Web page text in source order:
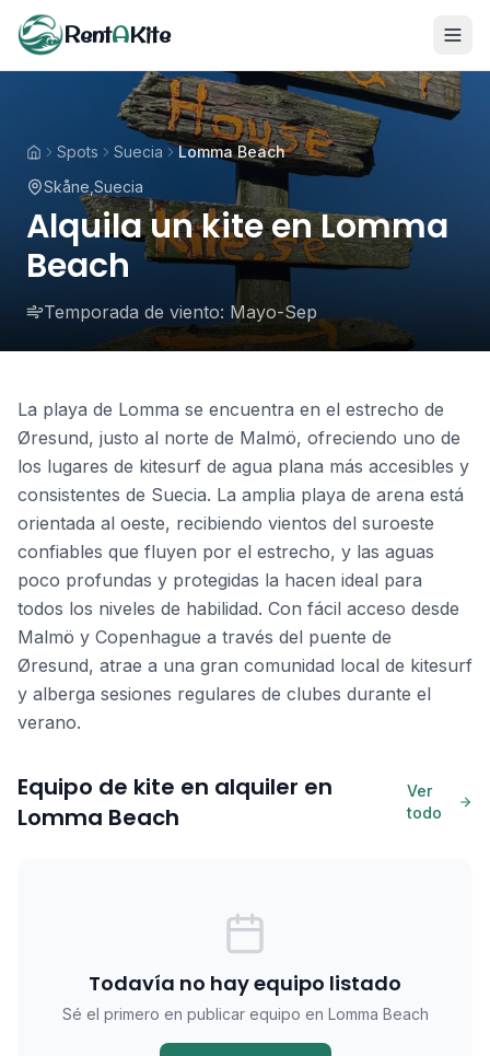
RentAKite
Spots Suecia
Lomma Beach
Skåne Suecia
Alquila un kite en Lomma
Beach
Temporada de viento: Mayo-Sep
La playa de Lomma se encuentra en el estrecho de
Øresund, justo al norte de Malmö, ofreciendo uno de
los lugares de kitesurf de agua plana más accesibles y
consistentes de Suecia. La amplia playa de arena está
orientada al oeste, recibiendo vientos del suroeste
confiables que fluyen por el estrecho, y las aguas
poco profundas y protegidas la hacen ideal para
todos los niveles de habilidad. Con fácil acceso desde
Malmö y Copenhague a través del puente de
Øresund, atrae a una gran comunidad local de kitesurf
y alberga sesiones regulares de clubes durante el
verano.
Equipo de kite en alquiler en
Lomma Beach
Ver
todo
Todavía no hay equipo listado
Sé el primero en publicar equipo en Lomma Beach